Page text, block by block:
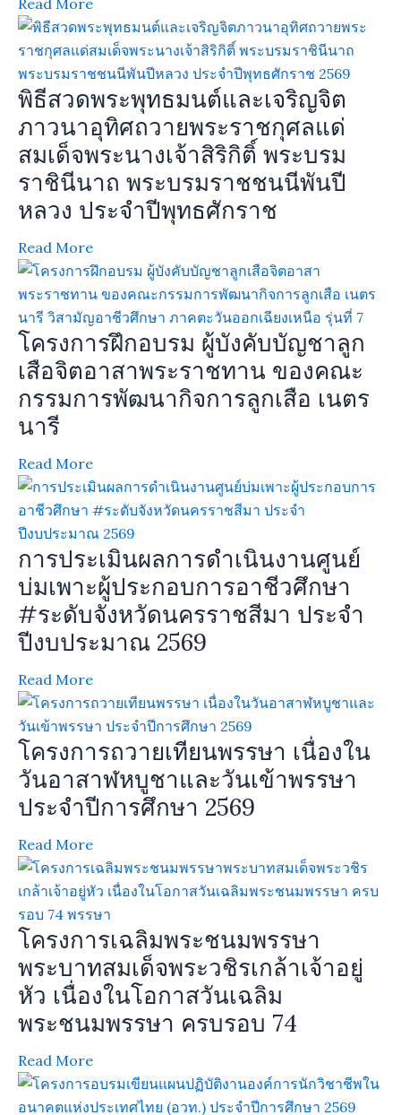
พิธีสวดพระพุทธมนต์และเจริญจิต
ภาวนาอุทิศถวายพระราชกุศลแด่
สมเด็จพระนางเจ้าสิริกิติ์ พระบรม
ราชินีนาถ พระบรมราชชนนีพันปี
หลวง ประจำปีพุทธศักราช
Read More
โครงการฝึกอบรม ผู้บังคับบัญชาลูก
เสือจิตอาสาพระราชทาน ของคณะ
กรรมการพัฒนากิจการลูกเสือ เนตร
นารี
Read More
การประเมินผลการดำเนินงานศูนย์
บ่มเพาะผู้ประกอบการอาชีวศึกษา
#ระดับจังหวัดนครราชสีมา ประจำ
ปีงบประมาณ 2569
Read More
โครงการถวายเทียนพรรษา เนื่องใน
วันอาสาฬหบูชาและวันเข้าพรรษา
ประจำปีการศึกษา 2569
Read More
โครงการเฉลิมพระชนมพรรษา
พระบาทสมเด็จพระวชิรเกล้าเจ้าอยู่
หัว เนื่องในโอกาสวันเฉลิม
พระชนมพรรษา ครบรอบ 74
Read More